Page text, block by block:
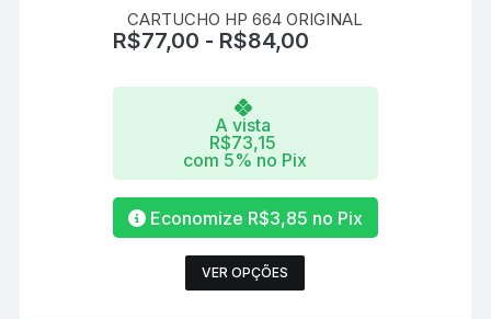
CARTUCHO HP 664 ORIGINAL
R$77,00 - R$84,00
A vista
R$73,15
com 5% no Pix
Economize R$3,85 no Pix
VER OPÇÕES
produto